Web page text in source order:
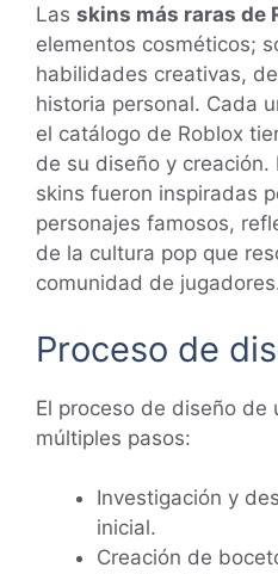
Las skins más raras de
elementos cosméticos;
habilidades creativas,
historia personal. Cada
el catálogo de Roblox
de su diseño y creación.
skins fueron inspiradas
personajes famosos,
de la cultura pop que
comunidad de
Proceso de
El proceso de diseño de
múltiples pasos:
Investigación y
inicial.
Creación de